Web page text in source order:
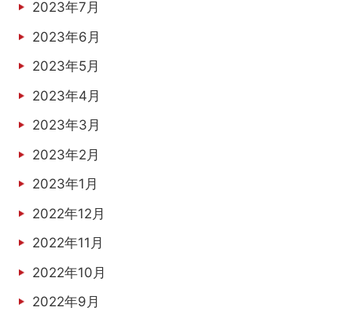
2023年7月
2023年6月
2023年5月
2023年4月
2023年3月
2023年2月
2023年1月
2022年12月
2022年11月
2022年10月
2022年9月